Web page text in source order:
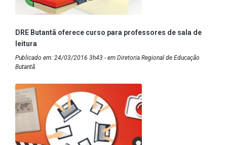
DRE Butantã oferece curso para professores de sala de
leitura
Publicado em: 24/03/2016 3h43 - em Diretoria Regional de Educação
Butantã